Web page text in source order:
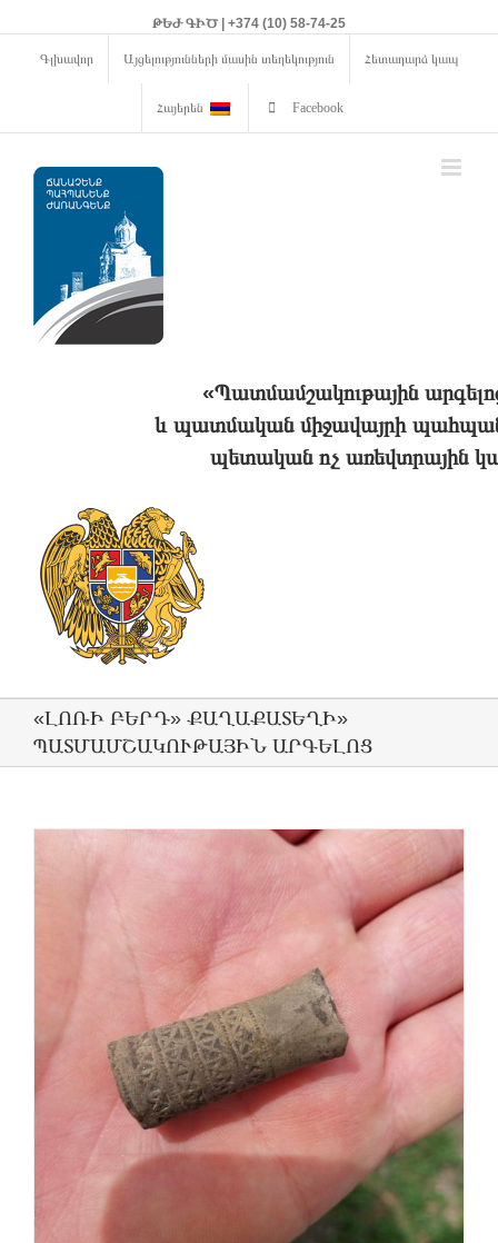
ԹԵԺ ԳԻԾ | +374 (10) 58-74-25
Գլխավոր Այցելությունների մասին տեղեկություն Հետադարձ կապ
Հայերեն Facebook
«Պատմամշակութային
և պատմական միջավայրի
պետական ոչ առեվտրային
«ԼՈՌԻ ԲԵՐԴ» ՔԱՂԱՔԱՏԵՂԻ»
ՊԱՏՄԱՄՇԱԿՈՒԹԱՅԻՆ ԱՐԳԵԼՈՑ